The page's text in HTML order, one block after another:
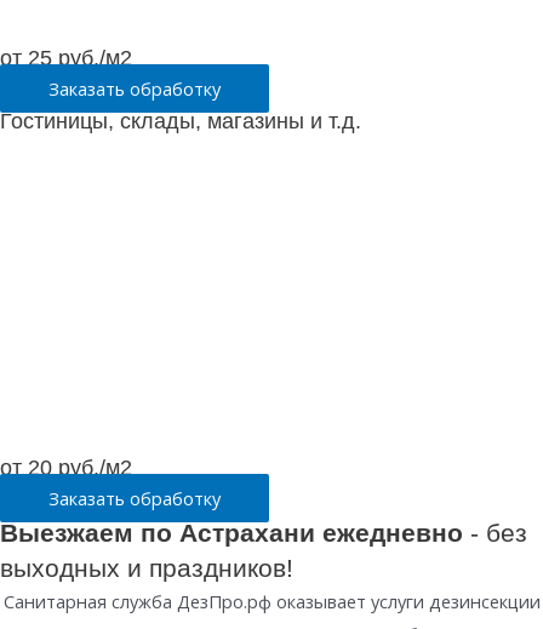
от 25 руб./м2
Заказать обработку
Гостиницы, склады, магазины и т.д.
от 20 руб./м2
Заказать обработку
Выезжаем по Астрахани ежедневно - без
выходных и праздников!
Санитарная служба ДезПро.рф оказывает услуги дезинсекции